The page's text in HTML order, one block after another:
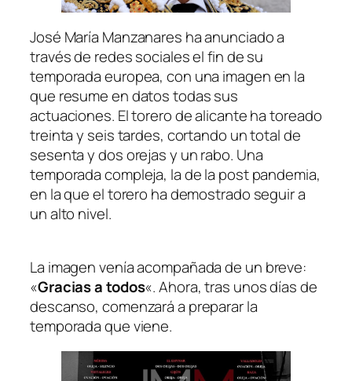
José María Manzanares ha anunciado a
través de redes sociales el fin de su
temporada europea, con una imagen en la
que resume en datos todas sus
actuaciones. El torero de alicante ha toreado
treinta y seis tardes, cortando un total de
sesenta y dos orejas y un rabo. Una
temporada compleja, la de la post pandemia,
en la que el torero ha demostrado seguir a
un alto nivel.
La imagen venía acompañada de un breve:
«Gracias a todos«. Ahora, tras unos días de
descanso, comenzará a preparar la
temporada que viene.